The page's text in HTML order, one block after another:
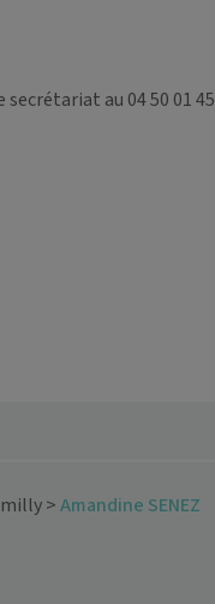
au 04 50 01 45
>Amandine SENEZ